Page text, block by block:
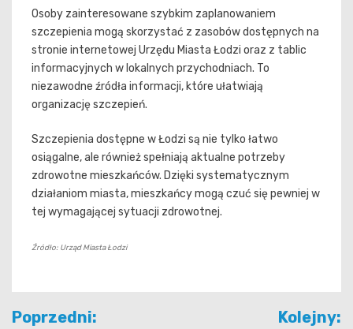
Osoby zainteresowane szybkim zaplanowaniem
szczepienia mogą skorzystać z zasobów dostępnych na
stronie internetowej Urzędu Miasta Łodzi oraz z tablic
informacyjnych w lokalnych przychodniach. To
niezawodne źródła informacji, które ułatwiają
organizację szczepień.
Szczepienia dostępne w Łodzi są nie tylko łatwo
osiągalne, ale również spełniają aktualne potrzeby
zdrowotne mieszkańców. Dzięki systematycznym
działaniom miasta, mieszkańcy mogą czuć się pewniej w
tej wymagającej sytuacji zdrowotnej.
Źródło: Urząd Miasta Łodzi
Nawigacja
Poprzedni: Kolejny: